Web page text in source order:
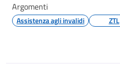
Argomenti
Assistenza agli invalidi ZTL